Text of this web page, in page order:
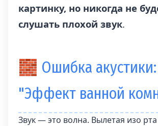
картинку, но никогда не
слушать плохой звук.
🧱 Ошибка акустики:
"Эффект ванной
Звук — это волна. Вылетая изо